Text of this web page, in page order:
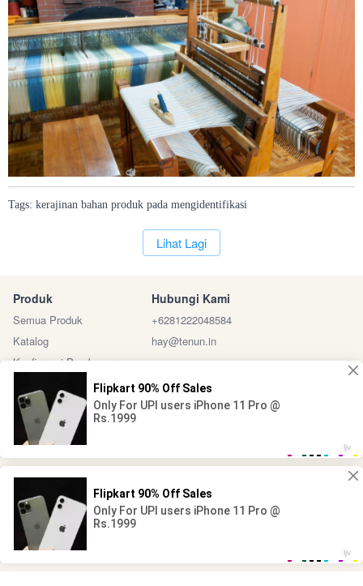
Tags: kerajinan bahan produk pada mengidentifikasi
`Lihat Lagi
Produk
Semua Produk
Katalog
Konfirmasi Pembayaran
Hubungi Kami
+6281222048584
hay@tenun.in
Sosial Media Marketplace
@ 2024 - Tenun Indonesia